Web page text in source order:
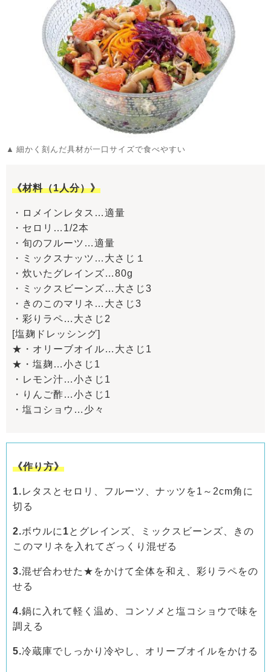
細かく刻んだ具材が一口サイズで食べやすい
《材料（1人分）》
・ロメインレタス…適量
・セロリ…1/2本
・旬のフルーツ…適量
・ミックスナッツ…大さじ１
・炊いたグレインズ…80g
・ミックスビーンズ…大さじ3
・きのこのマリネ…大さじ3
・彩りラペ…大さじ2
[塩麹ドレッシング]
★・オリーブオイル…大さじ1
★・塩麹…小さじ1
・レモン汁…小さじ1
・りんご酢…小さじ1
・塩コショウ…少々
《作り方》
1.レタスとセロリ、フルーツ、ナッツを1～2cm角に
切る
2.ボウルに 1とグレインズ、ミックスビーンズ、きの
このマリネを入れてざっくり混ぜる
3.混ぜ合わせた★をかけて全体を和え、彩りラペをの
せる
4.鍋に入れて軽く温め、コンソメと塩コショウで味を
調える
5.冷蔵庫でしっかり冷やし、オリーブオイルをかける